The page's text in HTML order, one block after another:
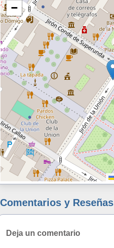
−
Comentarios y Reseñas
Deja un comentario